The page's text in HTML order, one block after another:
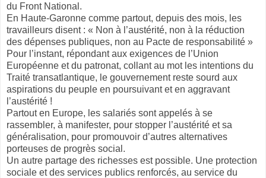
du Front National.
En Haute-Garonne comme partout, depuis des mois, les
travailleurs disent : « Non à l’austérité, non à la réduction
des dépenses publiques, non au Pacte de responsabilité »
Pour l’instant, répondant aux exigences de l’Union
Européenne et du patronat, collant au mot les intentions du
Traité transatlantique, le gouvernement reste sourd aux
aspirations du peuple en poursuivant et en aggravant
l’austérité !
Partout en Europe, les salariés sont appelés à se
rassembler, à manifester, pour stopper l’austérité et sa
généralisation, pour promouvoir d’autres alternatives
porteuses de progrès social.
Un autre partage des richesses est possible. Une protection
sociale et des services publics renforcés, au service du